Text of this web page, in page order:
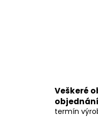
Veškeré
termín